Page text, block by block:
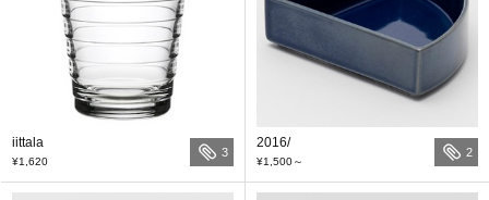
iittala
¥1,620
3
2016/
¥1,500～
2